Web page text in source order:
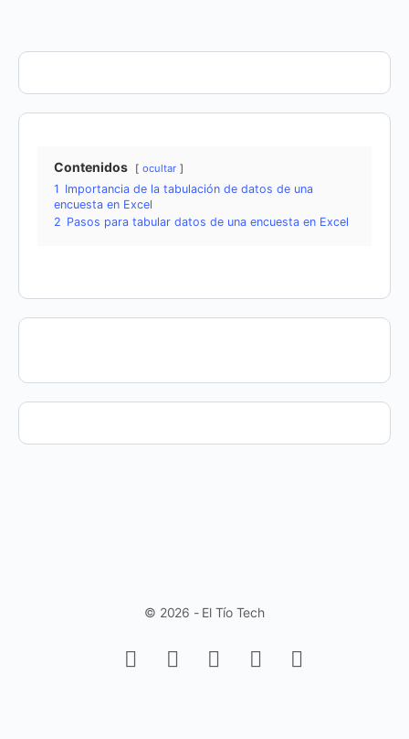
Contenidos ocultar
1 Importancia de la tabulación de datos de una
encuesta en Excel
2 Pasos para tabular datos de una encuesta en Excel
© 2026 - El Tío Tech